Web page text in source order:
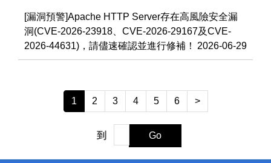
[漏洞預警]Apache HTTP Server存在高風險安全漏
洞(CVE-2026-23918、CVE-2026-29167及CVE-
2026-44631)，請儘速確認並進行修補！
2026-06-29
1 2 3 4 5 6 >
到 Go